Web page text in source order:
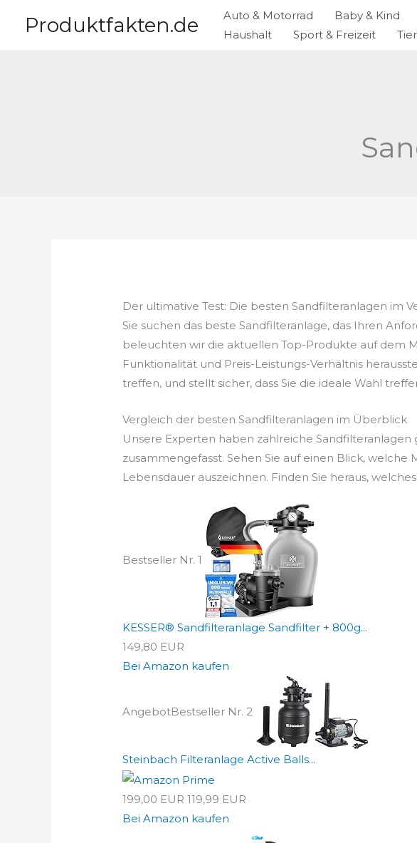
InhaltProduktfakten.de Auto & Motorrad Baby & Kind
Haushalt
Sport & Freizeit
Der ultimative Test: Die besten Sandfilteranlagen im
Sie suchen das beste Sandfilteranlage, das Ihren
beleuchten wir die aktuellen Top-Produkte auf dem
Funktionalität und Preis-Leistungs-Verhältnis
treffen, und stellt sicher, dass Sie die ideale Wahl
Vergleich der besten Sandfilteranlagen im Überblick
Unsere Experten haben zahlreiche
zusammengefasst. Sehen Sie auf einen Blick,
Lebensdauer auszeichnen. Finden Sie heraus,
Bestseller Nr. 1
KESSER® Sandfilteranlage Sandfilter + 800g...
149,80 EUR
Bei Amazon kaufen
AngebotBestseller Nr. 2
Steinbach Filteranlage Active Balls...
199,00 EUR 119,99 EUR
Bei Amazon kaufen